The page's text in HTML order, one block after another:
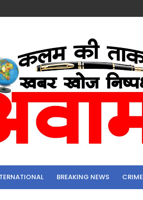
BREAKING NEWS CRIME